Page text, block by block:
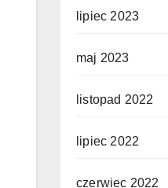
lipiec 2023
maj 2023
listopad 2022
lipiec 2022
czerwiec 2022